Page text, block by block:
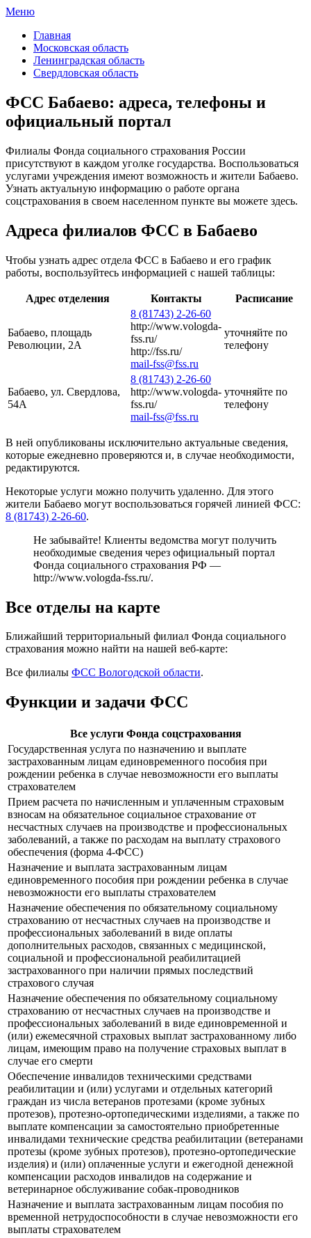
Меню
Главная
Московская область
Ленинградская область
Свердловская область
ФСС Бабаево: адреса, телефоны и
официальный портал
Филиалы Фонда социального страхования России
присутствуют в каждом уголке государства. Воспользоваться
услугами учреждения имеют возможность и жители Бабаево.
Узнать актуальную информацию о работе органа
соцстрахования в своем населенном пункте вы можете здесь.
Адреса филиалов ФСС в Бабаево
Чтобы узнать адрес отдела ФСС в Бабаево и его график
работы, воспользуйтесь информацией с нашей таблицы:
Адрес отделения Контакты Расписание
Бабаево, площадь
Революции, 2А
8 (81743) 2-26-60
http://www.vologda-
fss.ru/
http://fss.ru/
mail-fss@fss.ru
уточняйте по
телефону
Бабаево, ул. Свердлова,
54А
8 (81743) 2-26-60
http://www.vologda-
fss.ru/
mail-fss@fss.ru
уточняйте по
телефону
В ней опубликованы исключительно актуальные сведения,
которые ежедневно проверяются и, в случае необходимости,
редактируются.
Некоторые услуги можно получить удаленно. Для этого
жители Бабаево могут воспользоваться горячей линией ФСС:
8 (81743) 2-26-60.
Не забывайте! Клиенты ведомства могут получить
необходимые сведения через официальный портал
Фонда социального страхования РФ —
http://www.vologda-fss.ru/.
Все отделы на карте
Ближайший территориальный филиал Фонда социального
страхования можно найти на нашей веб-карте:
Все филиалы ФСС Вологодской области.
Функции и задачи ФСС
Все услуги Фонда соцстрахования
Государственная услуга по назначению и выплате
застрахованным лицам единовременного пособия при
рождении ребенка в случае невозможности его выплаты
страхователем
Прием расчета по начисленным и уплаченным страховым
взносам на обязательное социальное страхование от
несчастных случаев на производстве и профессиональных
заболеваний, а также по расходам на выплату страхового
обеспечения (форма 4-ФСС)
Назначение и выплата застрахованным лицам
единовременного пособия при рождении ребенка в случае
невозможности его выплаты страхователем
Назначение обеспечения по обязательному социальному
страхованию от несчастных случаев на производстве и
профессиональных заболеваний в виде оплаты
дополнительных расходов, связанных с медицинской,
социальной и профессиональной реабилитацией
застрахованного при наличии прямых последствий
страхового случая
Назначение обеспечения по обязательному социальному
страхованию от несчастных случаев на производстве и
профессиональных заболеваний в виде единовременной и
(или) ежемесячной страховых выплат застрахованному либо
лицам, имеющим право на получение страховых выплат в
случае его смерти
Обеспечение инвалидов техническими средствами
реабилитации и (или) услугами и отдельных категорий
граждан из числа ветеранов протезами (кроме зубных
протезов), протезно-ортопедическими изделиями, а также по
выплате компенсации за самостоятельно приобретенные
инвалидами технические средства реабилитации (ветеранами
протезы (кроме зубных протезов), протезно-ортопедические
изделия) и (или) оплаченные услуги и ежегодной денежной
компенсации расходов инвалидов на содержание и
ветеринарное обслуживание собак-проводников
Назначение и выплата застрахованным лицам пособия по
временной нетрудоспособности в случае невозможности его
выплаты страхователем